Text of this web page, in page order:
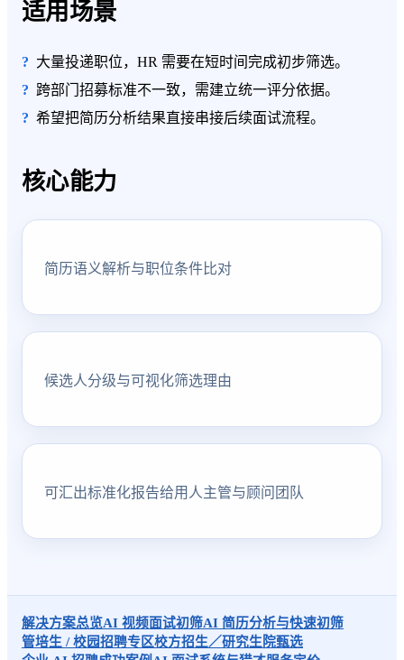
适用场景
大量投递职位，HR 需要在短时间完成初步筛选。
跨部门招募标准不一致，需建立统一评分依据。
希望把简历分析结果直接串接后续面试流程。
核心能力
简历语义解析与职位条件比对
候选人分级与可视化筛选理由
可汇出标准化报告给用人主管与顾问团队
解决方案总览AI 视频面试初筛AI 简历分析与快速初筛
管培生 / 校园招聘专区校方招生／研究生院甄选